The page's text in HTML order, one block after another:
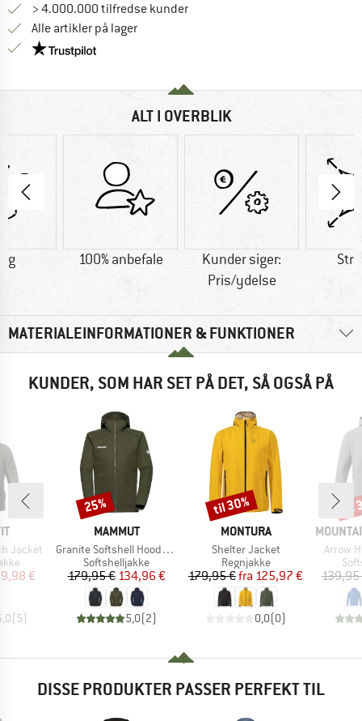
> 4.000.000 tilfredse kunder
Alle artikler på lager
Vi er Trustpilot-certificeret - oplysningerne får du
ALT I OVERBLIK
g 100% anbefale
Kunder siger:
Pris/ydelse
MATERIALEINFORMATIONER & FUNKTIONER
KUNDER, SOM HAR SET PÅ DET, SÅ OGSÅ PÅ
Jacket
pris
€
( 5)
MÆRKE
MAMMUT
Artikel
Granite Softshell Hooded Jacket
Produktgruppe
Softshelljakke
Pris
179,95 €Nedsat pris
134,96 €
5,0(2)
Rabat
25%
MÆRKE
MONTURA
Artikel
Shelter Jacket
Produktgruppe
Regnjakke
Pris
179,95 € Nedsat pris
fra 125,97 €
0,0(0)
Rabat
til 30%
MÆRKE
Artikel
Arrow
139,95
DISSE PRODUKTER PASSER PERFEKT TIL